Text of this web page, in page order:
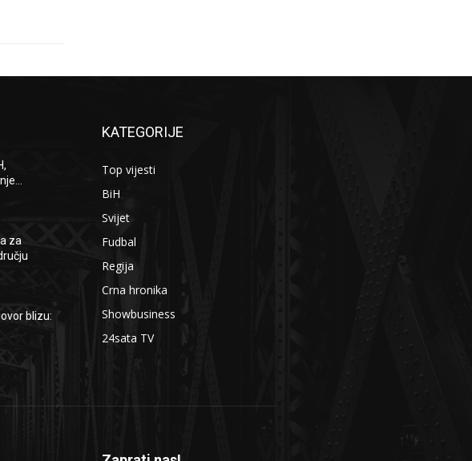
za
blizu:
KATEGORIJE
Top vijesti
BiH
Svijet
Fudbal
Regija
Crna hronika
Showbusiness
24sata TV